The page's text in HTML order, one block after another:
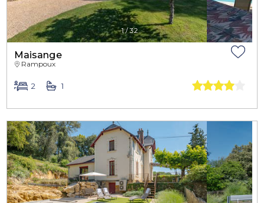
1/32
Maisange
Rampoux
2 1